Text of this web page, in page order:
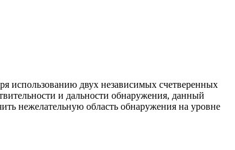
использованию двух независимых счетверенных
и дальности обнаружения, данный
нежелательную область обнаружения на уровне